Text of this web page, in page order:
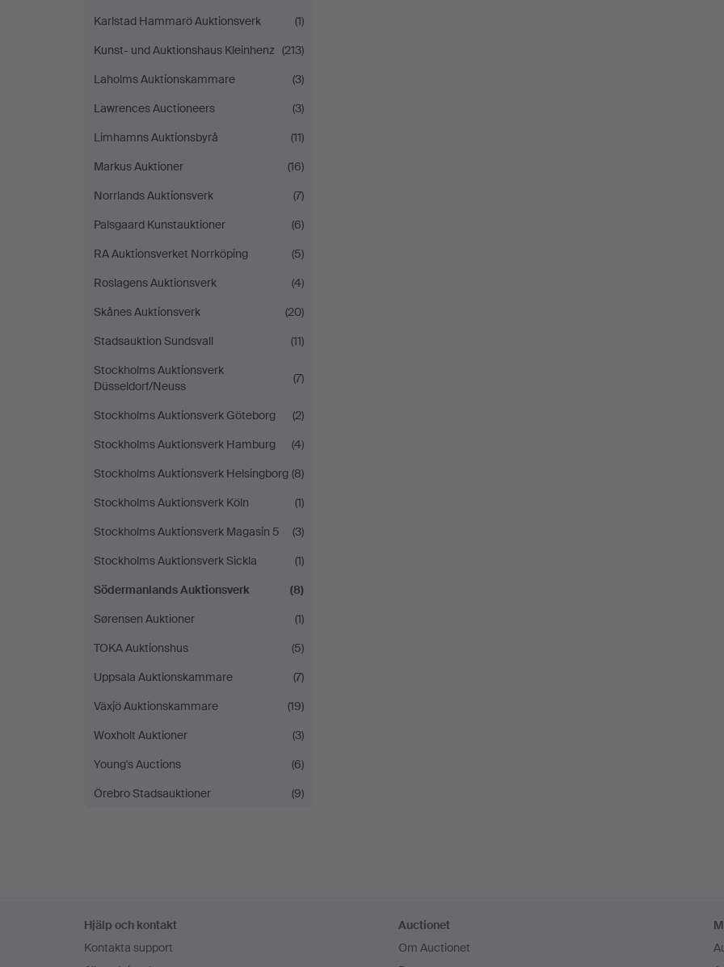
Karlstad Hammarö Auktionsverk
(1)
Kunst- und Auktionshaus Kleinhenz (213)
Laholms Auktionskammare
(3)
Lawrences Auctioneers
(3)
Limhamns Auktionsbyrå
(11)
Markus Auktioner
(16)
Norrlands Auktionsverk
(7)
Palsgaard Kunstauktioner
(6)
RA Auktionsverket Norrköping
(5)
Roslagens Auktionsverk
(4)
Skånes Auktionsverk
(20)
Stadsauktion Sundsvall
(11)
Stockholms Auktionsverk
Düsseldorf/Neuss
(7)
Stockholms Auktionsverk Göteborg
(2)
Stockholms Auktionsverk Hamburg
(4)
Stockholms Auktionsverk Helsingborg (8)
Stockholms Auktionsverk Köln
(1)
Stockholms Auktionsverk Magasin 5
(3)
Stockholms Auktionsverk Sickla
(1)
Södermanlands Auktionsverk
(8)
Sørensen Auktioner
(1)
TOKA Auktionshus
(5)
Uppsala Auktionskammare
(7)
Växjö Auktionskammare
(19)
Woxholt Auktioner
(3)
Young's Auctions
(6)
Örebro Stadsauktioner
(9)
Hjälp och kontakt
Kontakta support
Auctionet
Om Auctionet